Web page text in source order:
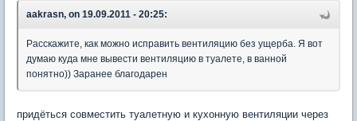
aakrasn, on 19.09.2011 - 20:25:
Расскажите, как можно исправить вентиляцию без ущерба. Я вот
думаю куда мне вывести вентиляцию в туалете, в ванной
понятно)) Заранее благодарен
придёться совместить туалетную и кухонную вентиляции через